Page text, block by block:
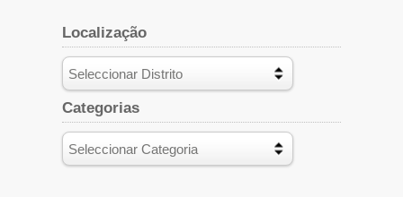
Localização
Categorias